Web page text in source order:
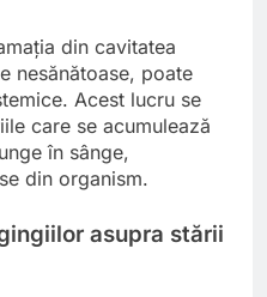
din cavitatea
nesănătoase, poate
Acest lucru se
care se acumulează
în sânge,
din organism.
asupra stării